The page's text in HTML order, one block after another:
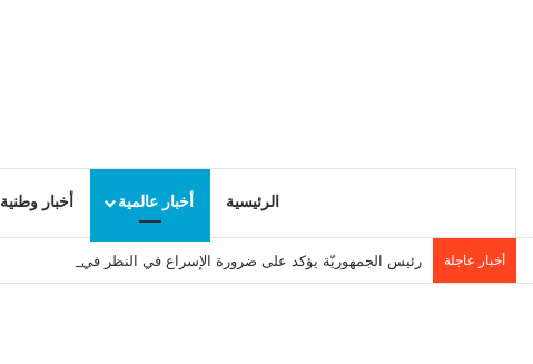
الرئيسية أخبار عالمية أخبار وطنية
أخبار عاجلة رئيس الجمهوريّة يؤكد على ضرورة الإسراع في النظر في هـذه الملفات